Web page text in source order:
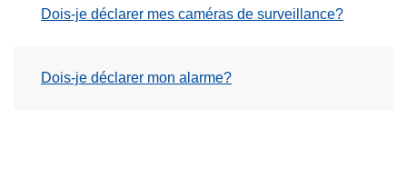
Dois-je déclarer mes caméras de surveillance?
Dois-je déclarer mon alarme?